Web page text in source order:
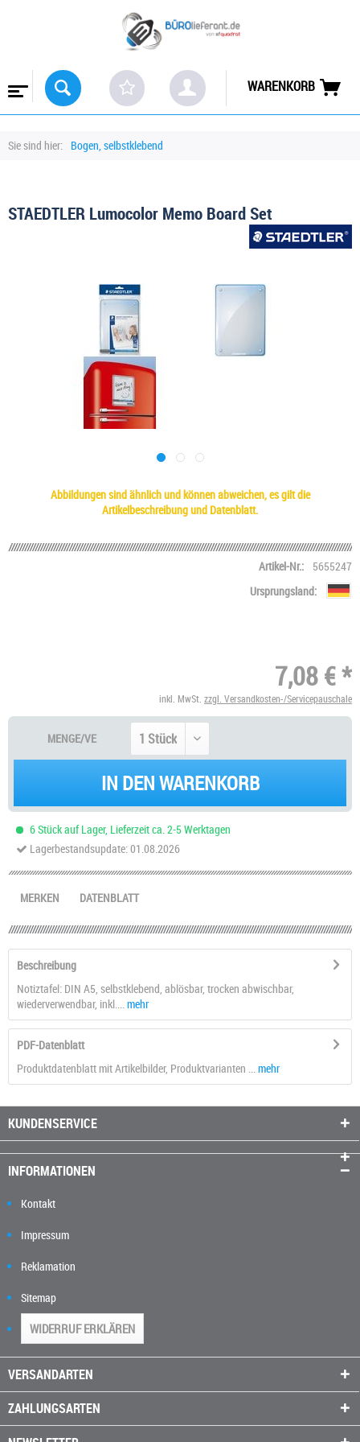
WARENKORB
Sie sind hier: Bogen, selbstklebend
STAEDTLER Lumocolor Memo Board Set
Abbildungen sind ähnlich und können abweichen, es gilt die
Artikelbeschreibung und Datenblatt.
Artikel-Nr.:
5655247
Ursprungsland:
7,08 € *
inkl. MwSt. zzgl. Versandkosten-/Servicepauschale
MENGE/VE
IN DEN WARENKORB
6 Stück auf Lager, Lieferzeit ca. 2-5 Werktagen
Lagerbestandsupdate: 01.08.2026
DATENBLATT
MERKEN
Beschreibung
Notiztafel: DIN A5, selbstklebend, ablösbar, trocken abwischbar,
wiederverwendbar, inkl....
mehr
PDF-Datenblatt
Produktdatenblatt mit Artikelbilder, Produktvarianten ... mehr
KUNDENSERVICE
INFORMATIONEN
Kontakt
Impressum
Reklamation
Sitemap
WIDERRUF ERKLÄREN
VERSANDARTEN
ZAHLUNGSARTEN